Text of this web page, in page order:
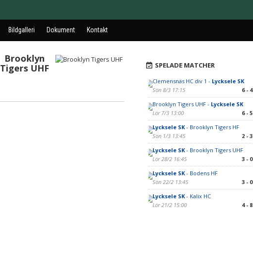
Bildgalleri Dokument Kontakt
Brooklyn
Tigers UHF
SPELADE MATCHER
Clemensnäs HC div 1 - Lycksele SK
Sön 8/3 17:15
6 - 4
Brooklyn Tigers UHF - Lycksele SK
Lör 7/3 13:00
6 - 5
Lycksele SK- Brooklyn Tigers HF
Sön 1/3 13:45
2 - 3
Lycksele SK- Brooklyn Tigers UHF
Lör 28/2 16:45
3 - 0
Lycksele SK- Bodens HF
Sön 22/2 13:45
3 - 0
Lycksele SK- Kalix HC
Lör 21/2 15:00
4 - 8